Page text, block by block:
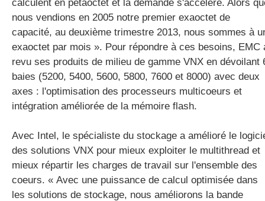
calculent en pétaoctet et la demande s'accélère. Alors
nous vendions en 2005 notre premier exaoctet de
capacité, au deuxième trimestre 2013, nous sommes à
exaoctet par mois ». Pour répondre à ces besoins, EMC
revu ses produits de milieu de gamme VNX en dévoilant
baies (5200, 5400, 5600, 5800, 7600 et 8000) avec deux
axes : l'optimisation des processeurs multicoeurs et
intégration améliorée de la mémoire flash.
Avec Intel, le spécialiste du stockage a amélioré le
des solutions VNX pour mieux exploiter le multithread et
mieux répartir les charges de travail sur l'ensemble des
coeurs. « Avec une puissance de calcul optimisée dans
les solutions de stockage, nous améliorons la bande